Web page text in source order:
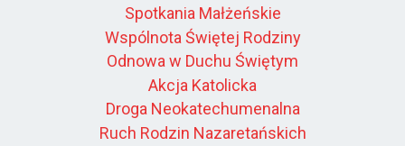
Spotkania Małżeńskie
Wspólnota Świętej Rodziny
Odnowa w Duchu Świętym
Akcja Katolicka
Droga Neokatechumenalna
Ruch Rodzin Nazaretańskich